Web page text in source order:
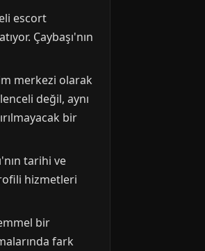
escort
Çaybaşı'nın
merkezi olarak
değil, aynı
bir
tarihi ve
hizmetleri
bir
fark